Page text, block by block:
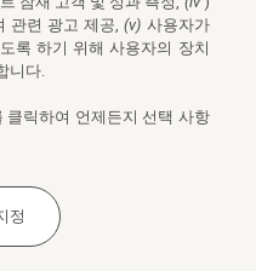
관련 광고 제공,(v) 사용자가
록 하기 위해 사용자의 장치
니다.
클릭하여 언제든지 선택 사항
정